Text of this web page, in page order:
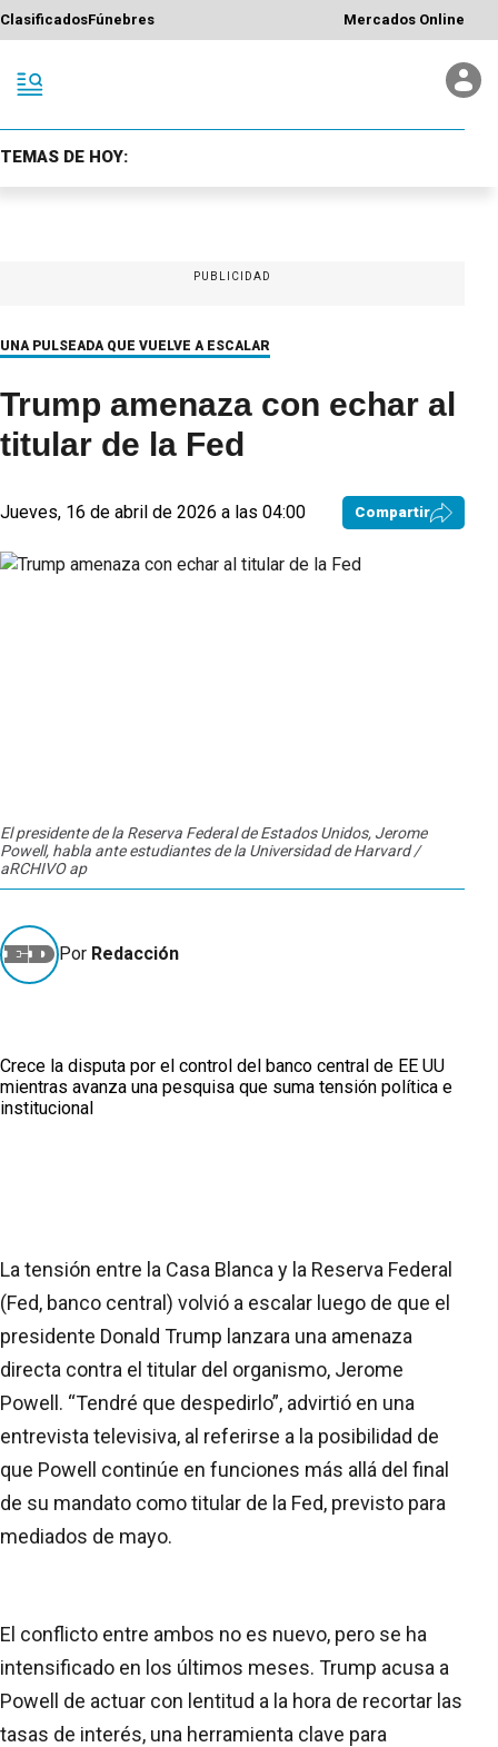
ClasificadosFúnebres Mercados Online
TEMAS DE HOY:
PUBLICIDAD
UNA PULSEADA QUE VUELVE A ESCALAR
Trump amenaza con echar al
titular de la Fed
Jueves, 16 de abril de 2026 a las 04:00 Compartir
El presidente de la Reserva Federal de Estados Unidos, Jerome
Powell, habla ante estudiantes de la Universidad de Harvard /
aRCHIVO ap
Por Redacción
Crece la disputa por el control del banco central de EE UU
mientras avanza una pesquisa que suma tensión política e
institucional
La tensión entre la Casa Blanca y la Reserva Federal
(Fed, banco central) volvió a escalar luego de que el
presidente Donald Trump lanzara una amenaza
directa contra el titular del organismo, Jerome
Powell. “Tendré que despedirlo”, advirtió en una
entrevista televisiva, al referirse a la posibilidad de
que Powell continúe en funciones más allá del final
de su mandato como titular de la Fed, previsto para
mediados de mayo.
El conflicto entre ambos no es nuevo, pero se ha
intensificado en los últimos meses. Trump acusa a
Powell de actuar con lentitud a la hora de recortar las
tasas de interés, una herramienta clave para